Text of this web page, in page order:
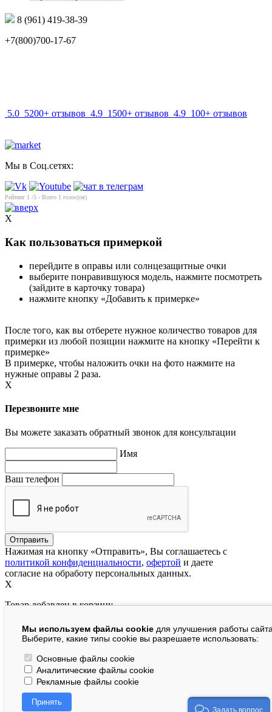
8 (961) 419-38-39
+7(800)700-17-67
5.0 5200+ отзывов 4.9 1500+ отзывов 4.9 100+ отзывов
Мы в Соц.сетях:
Рейтинг 1 /5 - Всего 1 голос(ов)
Мы используем файлы cookie для улучшения работы
Выберите, какие типы cookie вы разрешаете использовать:
Основные файлы cookie
Аналитические файлы cookie
Рекламные файлы cookie
Принять
X
Как пользоваться примеркой
перейдите в оправы или солнцезащитные очки
выберите понравившуюся модель, нажмите посмотреть
(зайдите в карточку товара)
нажмите кнопку «Добавить к примерке»
После того, как вы отберете нужное количество товаров для
примерки из любой позиции нажмите на кнопку «Перейти к
примерке»
В примерке, чтобы наложить очки на фото нажмите на
нужные оправы 2 раза.
X
Перезвоните мне
Вы можете заказать обратный звонок для консультации
Имя
Ваш телефон
Нажимая на кнопку «Отправить», Вы соглашаетесь с
политикой конфиденциальности, офертой и даете
согласие на обработу персональных данных.
X
Товар добавлен в корзину
В корзине:шт.
На сумму:руб.
Перейти в корзину
Задать вопрос